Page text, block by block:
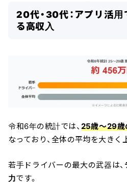
20代・30代：アプリ活
る高収入
令和6年の統計では、 25歳〜29歳
なっており、全体の平均を大きく
若手ドライバーの最大の武器は、
力です。